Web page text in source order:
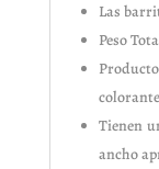
Las
Peso
Tienen
ancho